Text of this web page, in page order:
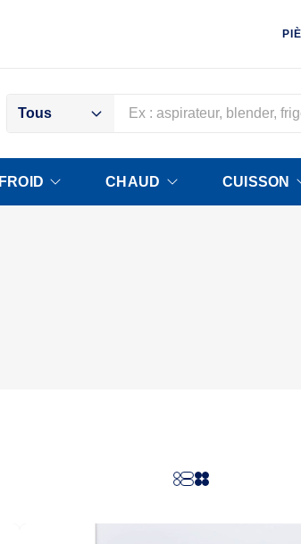
Tous
FROID CHAUD CUISSON